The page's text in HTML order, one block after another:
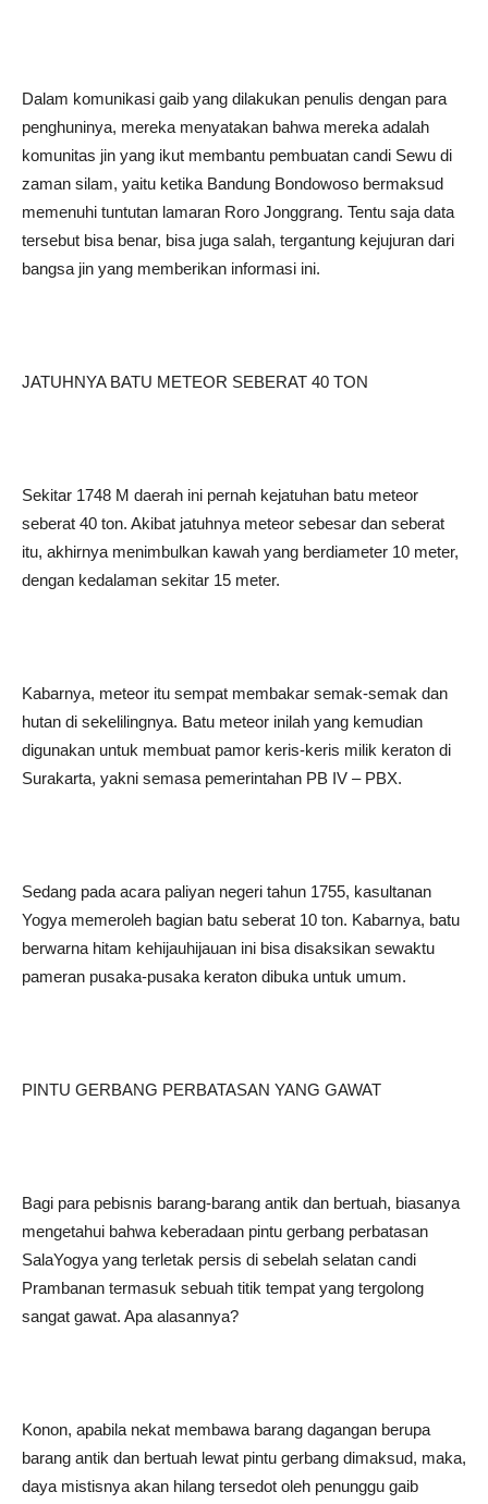
Dalam komunikasi gaib yang dilakukan penulis dengan para
penghuninya, mereka menyatakan bahwa mereka adalah
komunitas jin yang ikut membantu pembuatan candi Sewu di
zaman silam, yaitu ketika Bandung Bondowoso bermaksud
memenuhi tuntutan lamaran Roro Jonggrang. Tentu saja data
tersebut bisa benar, bisa juga salah, tergantung kejujuran dari
bangsa jin yang memberikan informasi ini.
JATUHNYA BATU METEOR SEBERAT 40 TON
Sekitar 1748 M daerah ini pernah kejatuhan batu meteor
seberat 40 ton. Akibat jatuhnya meteor sebesar dan seberat
itu, akhirnya menimbulkan kawah yang berdiameter 10 meter,
dengan kedalaman sekitar 15 meter.
Kabarnya, meteor itu sempat membakar semak-semak dan
hutan di sekelilingnya. Batu meteor inilah yang kemudian
digunakan untuk membuat pamor keris-keris milik keraton di
Surakarta, yakni semasa pemerintahan PB IV – PBX.
Sedang pada acara paliyan negeri tahun 1755, kasultanan
Yogya memeroleh bagian batu seberat 10 ton. Kabarnya, batu
berwarna hitam kehijauhijauan ini bisa disaksikan sewaktu
pameran pusaka-pusaka keraton dibuka untuk umum.
PINTU GERBANG PERBATASAN YANG GAWAT
Bagi para pebisnis barang-barang antik dan bertuah, biasanya
mengetahui bahwa keberadaan pintu gerbang perbatasan
SalaYogya yang terletak persis di sebelah selatan candi
Prambanan termasuk sebuah titik tempat yang tergolong
sangat gawat. Apa alasannya?
Konon, apabila nekat membawa barang dagangan berupa
barang antik dan bertuah lewat pintu gerbang dimaksud, maka,
daya mistisnya akan hilang tersedot oleh penunggu gaib